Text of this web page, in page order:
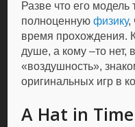
Разве что его модель
полноценнуюфизику,
время прохождения.
душе, а кому –то нет,
«воздушность»,
оригинальных игр в
A Hat in Time